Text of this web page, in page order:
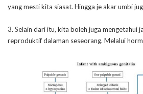
yang mesti kita siasat. Hingga je akar umbi
3. Selain dari itu, kita boleh juga mengetahui
reproduktif dalaman seseorang. Melalui